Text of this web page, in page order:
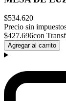
$534.620
Precio sin
$427.696con
Agregar al carrito